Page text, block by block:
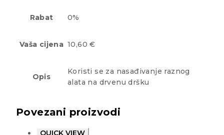
Rabat 0%
Vaša cijena 10,60 €
Opis
Koristi se za nasađivanje raznog
alata na drvenu dršku
Povezani proizvodi